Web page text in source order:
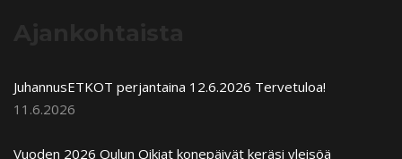
JuhannusETKOT perjantaina 12.6.2026 Tervetuloa!
11.6.2026
Vuoden 2026 Oulun Oikiat konepäivät keräsi yleisöä